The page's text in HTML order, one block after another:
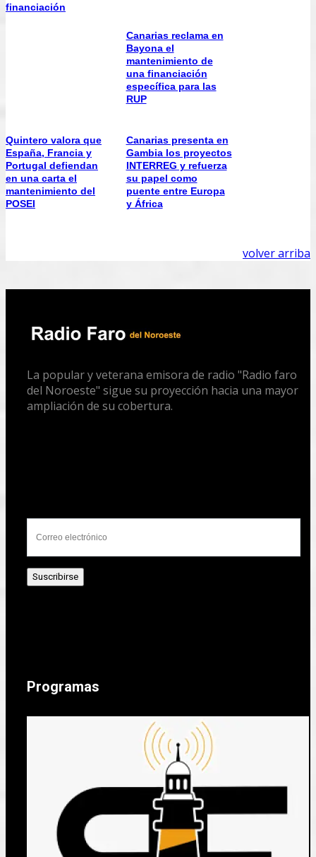
financiación
Canarias reclama en
Bayona el
mantenimiento de
una financiación
específica para las
RUP
Quintero valora que
España, Francia y
Portugal defiendan
en una carta el
mantenimiento del
POSEI
Canarias presenta en
Gambia los proyectos
INTERREG y refuerza
su papel como
puente entre Europa
y África
volver arriba
La popular y veterana emisora de radio "Radio faro
del Noroeste" sigue su proyección hacia una mayor
ampliación de su cobertura.
Programas